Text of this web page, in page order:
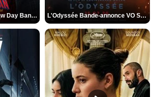
Spider-Man: Brand New Day Bande-annonce VO STFR L'Odyssée Bande-annonce VO STFR